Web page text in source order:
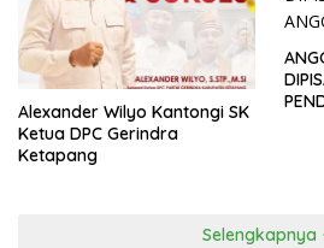
Alexander Wilyo Kantongi SK
Ketua DPC Gerindra
Ketapang
Selengkapnya